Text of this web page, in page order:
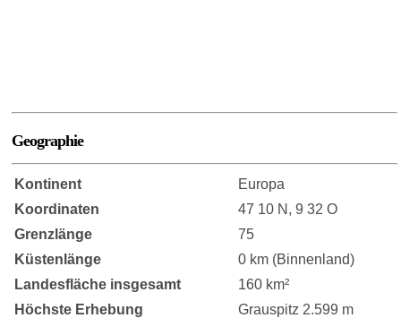
Geographie
Kontinent
Europa
Koordinaten
47 10 N, 9 32 O
Grenzlänge
75
Küstenlänge
0 km (Binnenland)
Landesfläche insgesamt
160 km²
Höchste Erhebung
Grauspitz 2.599 m